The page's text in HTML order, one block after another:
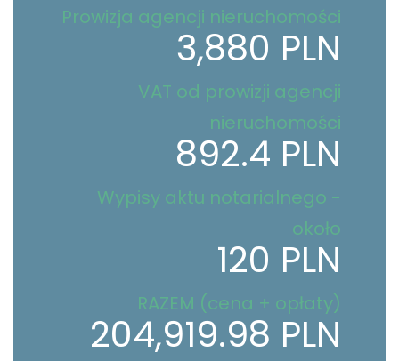
Prowizja agencji nieruchomości
3,880 PLN
VAT od prowizji agencji
nieruchomości
892.4 PLN
Wypisy aktu notarialnego -
około
120 PLN
RAZEM (cena + opłaty)
204,919.98 PLN